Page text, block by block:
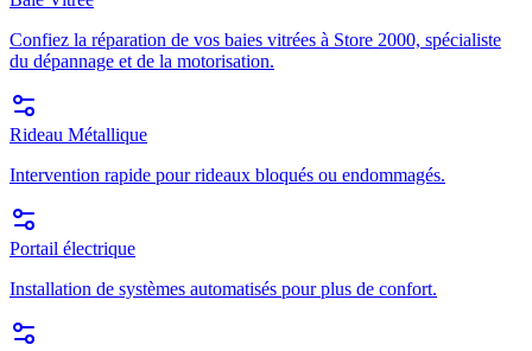
Confiez la réparation de vos baies vitrées à Store 2000, spécialiste
du dépannage et de la motorisation.
Rideau Métallique
Intervention rapide pour rideaux bloqués ou endommagés.
Portail électrique
Installation de systèmes automatisés pour plus de confort.